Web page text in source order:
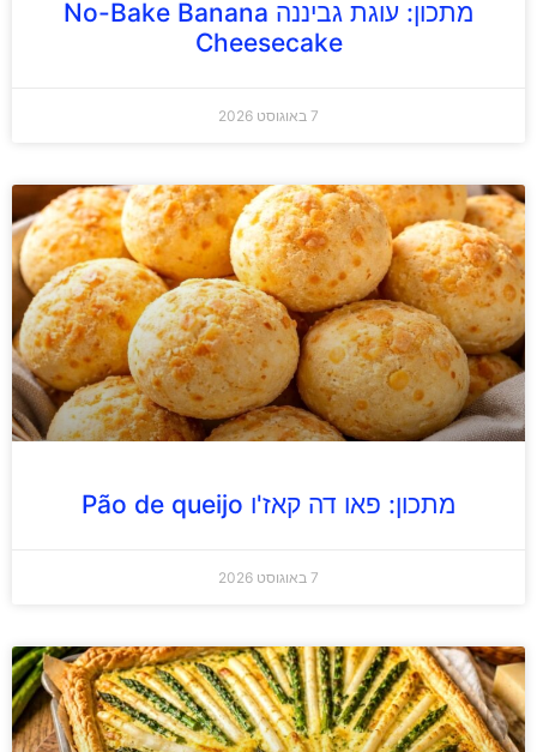
מתכון: עוגת גביננה No-Bake Banana
Cheesecake
7 באוגוסט 2026
מתכון: פאו דה קאז'ו Pão de queijo
7 באוגוסט 2026